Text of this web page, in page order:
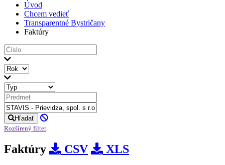
Úvod
Chcem vedieť
Transparentné Bystričany
Faktúry
Hľadať
Rozšírený filter
Faktúry CSV XLS